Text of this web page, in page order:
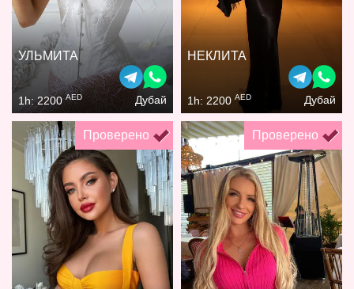
УЛЬМИТА
1h: 2200AED Дубай
НЕКЛИТА
1h: 2200 AED Дубай
Проверено Проверено